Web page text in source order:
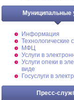
Муниципальные
Информация
Технологические
МФЦ
Услуги в
Услуги опеки в
виде
Госуслуги в
Пресс-